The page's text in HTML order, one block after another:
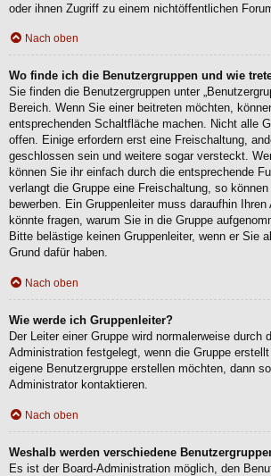
oder ihnen Zugriff zu einem nichtöffentlichen
Nach oben
Wo finde ich die Benutzergruppen und wie
Sie finden die Benutzergruppen unter
Bereich. Wenn Sie einer beitreten möchten,
entsprechenden Schaltfläche machen. Nicht alle
offen. Einige erfordern erst eine Freischaltung,
geschlossen sein und weitere sogar versteckt.
können Sie ihr einfach durch die entsprechende
verlangt die Gruppe eine Freischaltung, so
bewerben. Ein Gruppenleiter muss daraufhin
könnte fragen, warum Sie in die Gruppe
Bitte belästige keinen Gruppenleiter, wenn er Sie
Grund dafür haben.
Nach oben
Wie werde ich Gruppenleiter?
Der Leiter einer Gruppe wird normalerweise durch
Administration festgelegt, wenn die Gruppe
eigene Benutzergruppe erstellen möchten, dann
Administrator kontaktieren.
Nach oben
Weshalb werden verschiedene
Es ist der Board-Administration möglich, den